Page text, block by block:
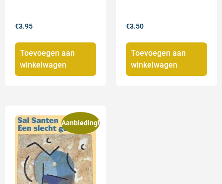
€3.95
Toevoegen aan
winkelwagen
€3.50
Toevoegen aan
winkelwagen
Aanbieding!